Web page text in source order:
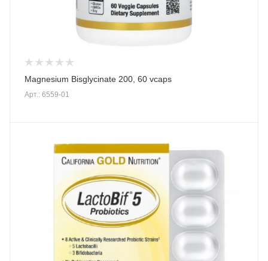
Magnesium Bisglycinate 200, 60 vcaps
Арт.: 6559-01